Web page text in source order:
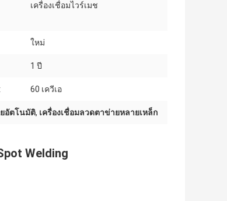
เครื่องเชื่อมไวร์เมช
ใหม่
1 ปี
60 เควีเอ
อัตโนมัติ, เครื่องเชื่อมลวดตาข่ายหลายเหล็ก
Welding